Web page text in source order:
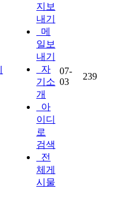
지보
내기
메
일보
내기
자
기소
개
아
이디
로
검색
전
체게
시물
07-
03
239